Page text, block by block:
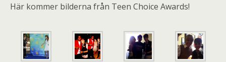
Här kommer bilderna från Teen Choice Awards!